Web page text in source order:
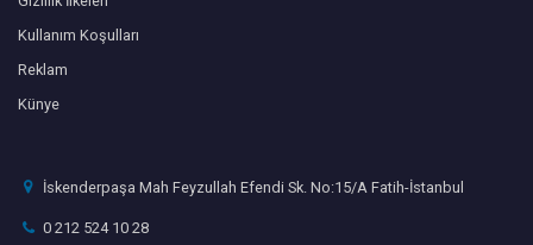
Kullanım Koşulları
Reklam
Künye
İskenderpaşa Mah Feyzullah Efendi Sk. No:15/A Fatih-İstanbul
0 212 524 10 28